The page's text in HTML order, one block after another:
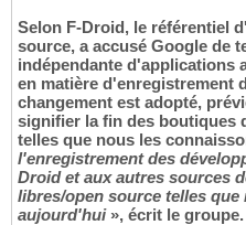
Selon F-Droid, le référentiel
source, a accusé Google de
indépendante d'applications
en matière d'enregistrement
changement est adopté,
signifier la fin des boutiques
telles que nous les
l'enregistrement des
Droid et aux autres sources
libres/open source telles
aujourd'hui», écrit le groupe.